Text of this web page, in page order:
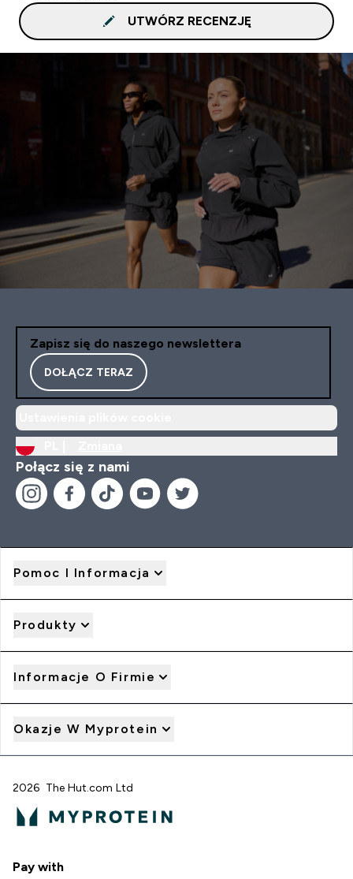
UTWÓRZ RECENZJĘ
Zapisz się do naszego newslettera
DOŁĄCZ TERAZ
Połącz się z nami
Pomoc I Informacja
Produkty
Informacje O Firmie
Okazje W Myprotein
2026 The Hut.com Ltd
Pay with